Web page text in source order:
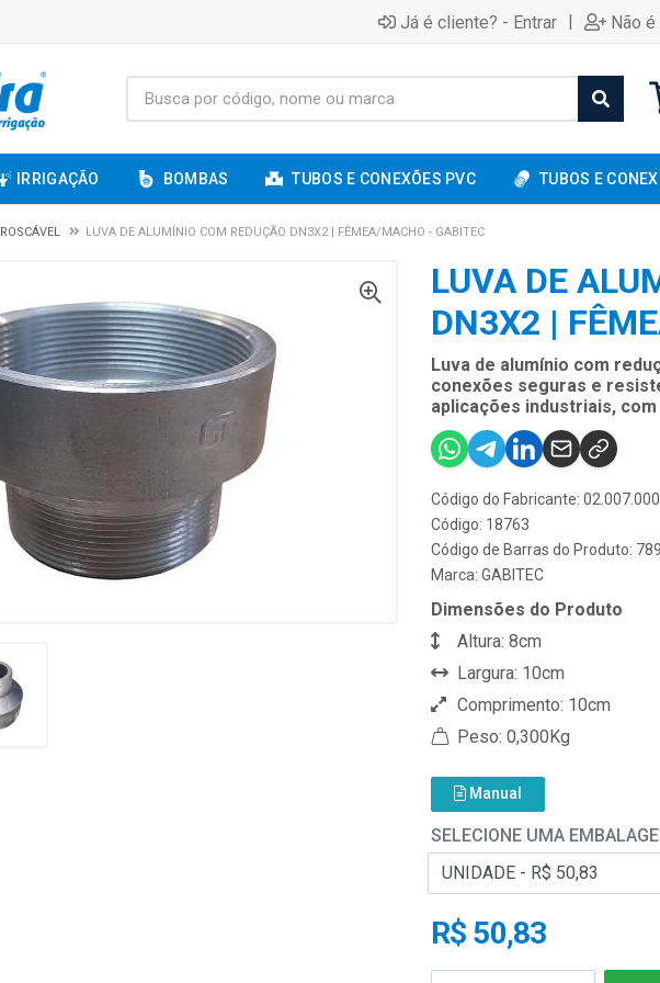
Já é cliente? - Entrar | Não
IRRIGAÇÃO BOMBAS TUBOS E CONEXÕES PVC TUBOS E
ROSCÁVEL LUVA DE ALUMÍNIO COM REDUÇÃO DN3X2 | FÊMEA/MACHO - GABITEC
LUVA DE
DN3X2 |
Luva de alumínio com
conexões seguras e
aplicações industriais,
Código do Fabricante:
Código: 18763
Código de Barras do Produto:
Marca: GABITEC
Dimensões do Produto
Altura: 8cm
Largura: 10cm
Comprimento: 10cm
Peso: 0,300Kg
Manual
SELECIONE UMA
R$ 50,83